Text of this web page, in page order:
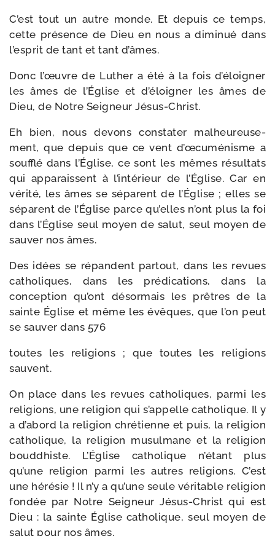
C’est tout un autre monde. Et depuis ce temps,
cette pré­sence de Dieu en nous a dimi­nué dans
l’esprit de tant et tant d’âmes.
Donc l’œuvre de Luther a été à la fois d’éloigner
les âmes de l’Église et d’éloigner les âmes de
Dieu, de Notre Seigneur Jésus-Christ.
Eh bien, nous devons consta­ter mal­heu­reu­se­
ment, que depuis que ce vent d’œcuménisme a
souf­flé dans l’Église, ce sont les mêmes résul­tats
qui appa­raissent à l’intérieur de l’Église. Car en
véri­té, les âmes se séparent de l’Église ; elles se
séparent de l’Église parce qu’elles n’ont plus la foi
dans l’Église seul moyen de salut, seul moyen de
sau­ver nos âmes.
Des idées se répandent par­tout, dans les revues
catho­liques, dans les pré­di­ca­tions, dans la
concep­tion qu’ont désor­mais les prêtres de la
sainte Église et même les évêques, que l’on peut
se sau­ver dans 576
toutes les reli­gions ; que toutes les reli­gions
sauvent.
On place dans les revues catho­liques, par­mi les
reli­gions, une reli­gion qui s’appelle catho­lique. Il y
a d’abord la reli­gion chré­tienne et puis, la reli­gion
catho­lique, la reli­gion musul­mane et la reli­gion
boud­dhiste. L’Église catho­lique n’étant plus
qu’une reli­gion par­mi les autres reli­gions. C’est
une héré­sie ! Il n’y a qu’une seule véri­table reli­gion
fon­dée par Notre Seigneur Jésus-​Christ qui est
Dieu : la sainte Église catho­lique, seul moyen de
salut pour nos âmes.